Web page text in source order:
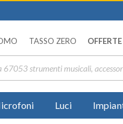
TASSO ZERO OFFERTE
Luci